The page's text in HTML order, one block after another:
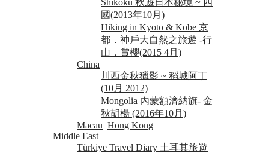
Shikoku 秋遊日本秘境 ~ 四
國(2013年10月)
Hiking in Kyoto & Kobe 京
都．神戶大自然之旅遊 -行
山．賞櫻(2015 4月)
China
川西金秋獵影 ~ 稻城阿丁
(10月 2012)
Mongolia 內蒙額濟納旗- 金
秋胡楊 (2016年10月)
Macau Hong Kong
Middle East
Türkiye Travel Diary 土耳其旅遊